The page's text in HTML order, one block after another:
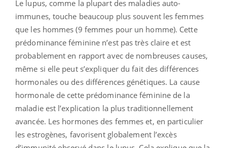
Le lupus, comme la plupart des maladies auto-
immunes, touche beaucoup plus souvent les femmes
que les hommes (9 femmes pour un homme). Cette
prédominance féminine n’est pas très claire et est
probablement en rapport avec de nombreuses causes,
même si elle peut s’expliquer du fait des différences
hormonales ou des différences génétiques. La cause
hormonale de cette prédominance féminine de la
maladie est l’explication la plus traditionnellement
avancée. Les hormones des femmes et, en particulier
les estrogènes, favorisent globalement l’excès